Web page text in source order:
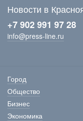
Новости в
+7 902 991 97 28
info@press-line.ru
Город
Общество
Бизнес
Экономика